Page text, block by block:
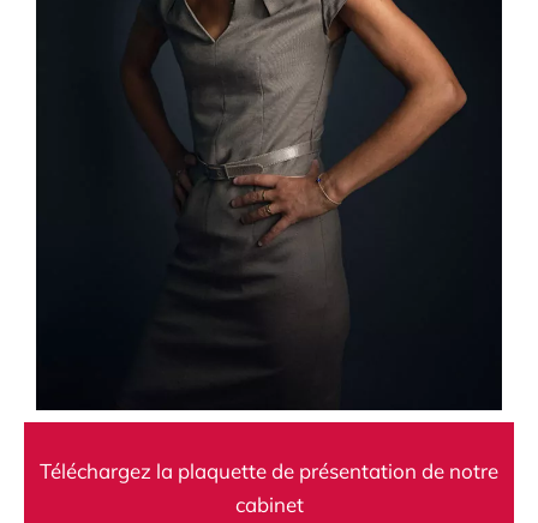
Téléchargez la plaquette de présentation de notre
cabinet